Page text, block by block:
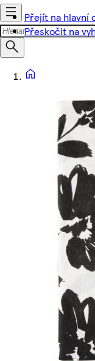
Přejít na hlavní
Přeskočit na